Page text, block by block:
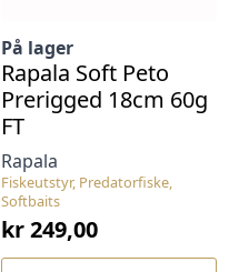
Fiskeutstyr, Predatorfiske,
Softbaits
Rapala
På lager
Rapala Soft Peto
Prerigged 18cm 60g
FT
kr249,00